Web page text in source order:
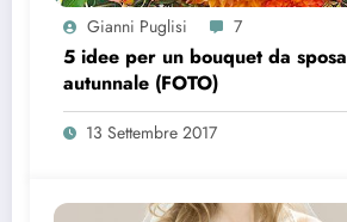
Gianni Puglisi 7
5 idee per un bouquet da sposa
autunnale (FOTO)
13 Settembre 2017